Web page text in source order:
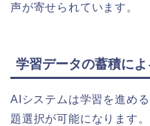
声が寄せられています。
学習データの蓄積に
AIシステムは学習を進め
題選択が可能になります